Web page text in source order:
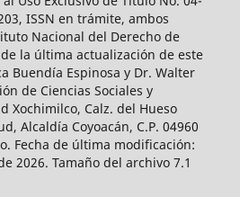
ISSN en trámite, ambos
Nacional del Derecho de
la última actualización de este
Buendía Espinosa y Dr. Walter
de Ciencias Sociales y
Xochimilco, Calz. del Hueso
Alcaldía Coyoacán, C.P. 04960
Fecha de última modificación:
2026. Tamaño del archivo 7.1